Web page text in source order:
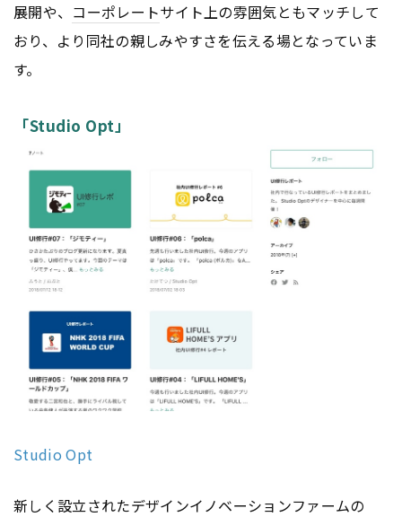
展開や、 コーポレートサイト上の雰囲気ともマッチして
おり、より同社の親しみやすさを伝える場となっていま
す。
「Studio Opt」
Studio Opt
新しく設立されたデザインイノベーションファームの